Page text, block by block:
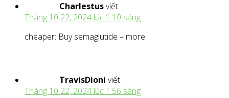
Charlestusviết:
Tháng 10 22, 2024 lúc 1:10 sáng
cheaper: Buy semaglutide – more
TravisDioni viết:
Tháng 10 22, 2024 lúc 1:56 sáng